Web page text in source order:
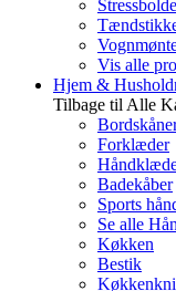
Stressbolde
Vis alle
Hjem &
Tilbage til Alle
Forklæder
Badekåber
Sports
Se alle
Køkken
Bestik